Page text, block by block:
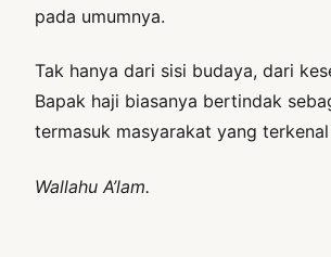
pada umumnya.
Tak hanya dari sisi budaya, dari
Bapak haji biasanya bertindak
termasuk masyarakat yang
Wallahu A’lam.